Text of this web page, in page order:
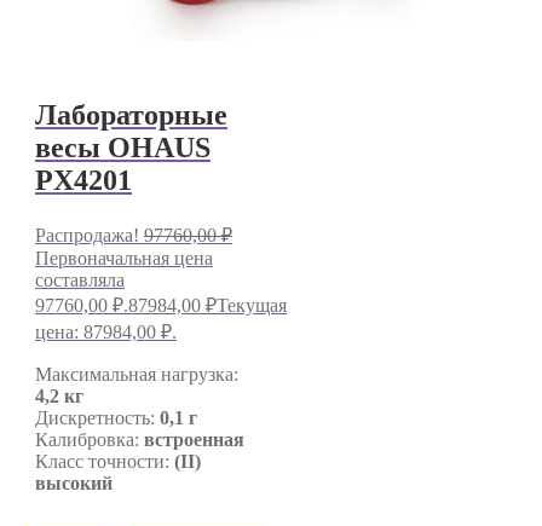
Лабораторные
весы OHAUS
PX4201
Распродажа! 97760,00₽
Первоначальная цена
составляла
97760,00 ₽.87984,00 ₽Текущая
цена: 87984,00 ₽.
Максимальная нагрузка:
4,2 кг
Дискретность: 0,1 г
Калибровка: встроенная
Класс точности: (II)
высокий